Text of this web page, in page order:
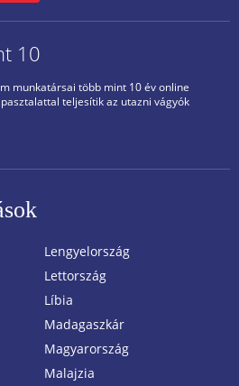
10
munkatársai több mint 10 év online
teljesítik az utazni vágyók
Lengyelország
Lettország
Líbia
Madagaszkár
Magyarország
Malajzia